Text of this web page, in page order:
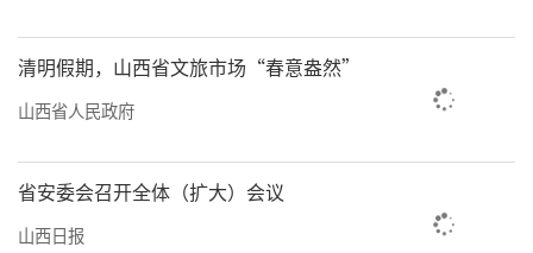
清明假期，山西省文旅市场“春意盎然”
山西省人民政府
省安委会召开全体（扩大）会议
山西日报